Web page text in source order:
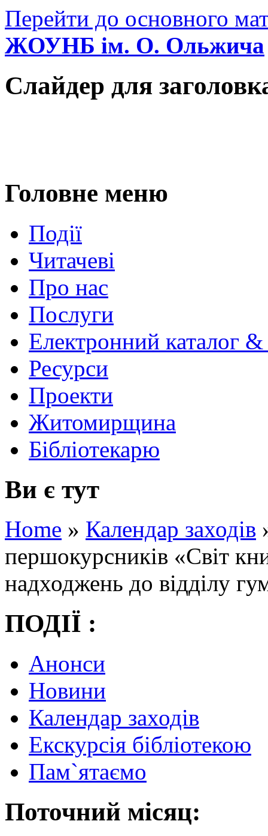
Перейти до основного
ЖОУНБ ім. О. Ольжича
Слайдер для
Головне меню
Події
Читачеві
Про нас
Послуги
Електронний каталог
Ресурси
Проекти
Житомирщина
Бібліотекарю
Ви є тут
Home » Календар заходів
першокурсників «Світ
надходжень до відділу
ПОДІЇ :
Анонси
Новини
Календар заходів
Екскурсія бібліотекою
Пам`ятаємо
Поточний місяц: